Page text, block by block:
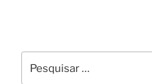
por: